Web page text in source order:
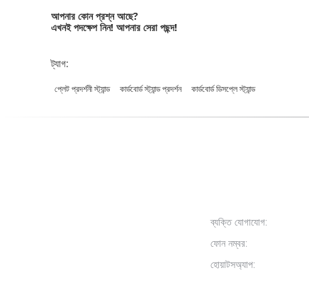
আপনার কোন প্রশ্ন আছে?
এখনই পদক্ষেপ নিন! আপনার সেরা পছন্দ!
ট্যাগ:
প্লেট প্রদর্শনী স্ট্যান্ড কার্ডবোর্ড স্ট্যান্ড প্রদর্শন কার্ডবোর্ড ডিসপ্লে স্ট্যান্ড
ব্যক্তি যোগাযোগ:
ফোন নম্বর:
হোয়াটসঅ্যাপ: